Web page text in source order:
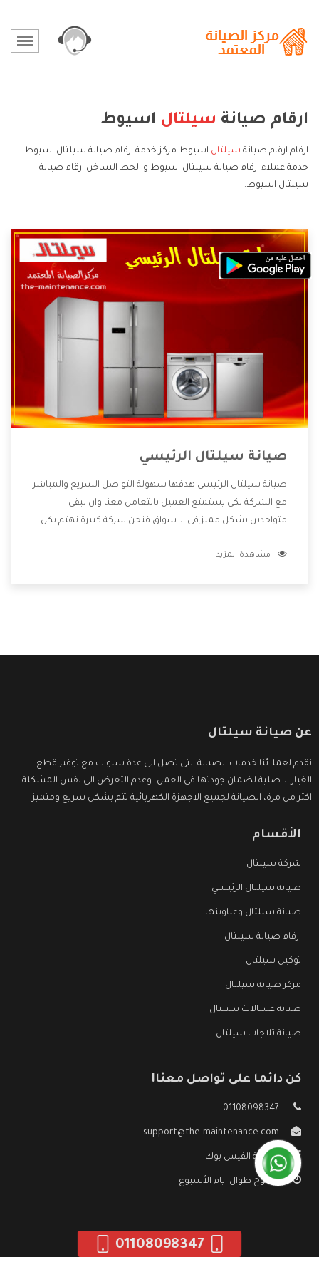
ارقام صيانة سيلتال اسيوط
ارقام ارقام صيانة سيلتال اسيوط مركز خدمة ارقام صيانة سيلتال اسيوط
خدمة عملاء ارقام صيانة سيلتال اسيوط و الخط الساخن ارقام صيانة
سيلتال اسيوط.
صيانة سيلتال الرئيسي
صيانة سيلتال الرئيسي هدفها سهولة التواصل السريع والمباشر
مع الشركة لكى يستمتع العميل بالتعامل معنا وان نبقى
متواجدين بشكل مميز فى الاسواق فنحن شركة كبيرة نهتم بكل
الشركة بها والتى تكون منها خدمة الصيانة التى تكون من أهم
مشاهدة المزيد
عن صيانة سيلتال
نقدم لعملائنا خدمات الصيانة التى تصل الى عدة سنوات مع توفير قطع
الغيار الاصلية لضمان جودتها فى العمل، وعدم التعرض الى نفس المشكلة
اكثر من مرة، الصيانة لجميع الاجهزة الكهربائية تتم بشكل سريع ومتميز.
الأقسام
شركة سيلتال
صيانة سيلتال الرئيسي
صيانة سيلتال وعناوينها
ارقام صيانة سيلتال
توكيل سيلتال
مركز صيانة سيلتال
صيانة غسالات سيلتال
صيانة ثلاجات سيلتال
كن دائما على تواصل معنا!
01108098347
support@the-maintenance.com
صفحة الفيس بوك
مفتوح طوال ايام الأسبوع
01108098347